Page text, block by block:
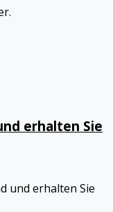
erhalten Sie
und erhalten Sie